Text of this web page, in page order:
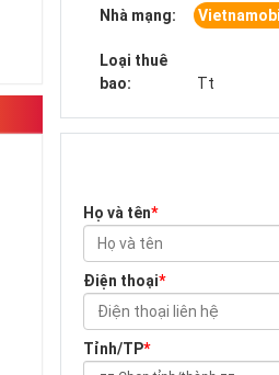
Nhà mạng:
Loại thuê
bao:
Tt
Họ và tên*
Điện thoại*
Tỉnh/TP*